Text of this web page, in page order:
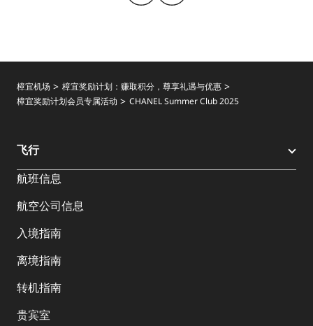
樟宜机场
樟宜奖励计划：赚取积分，尊享礼遇与优惠
樟宜奖励计划会员专属活动
CHANEL Summer Club 2025
飞行
航班信息
航空公司信息
入境指南
离境指南
转机指南
贵宾室